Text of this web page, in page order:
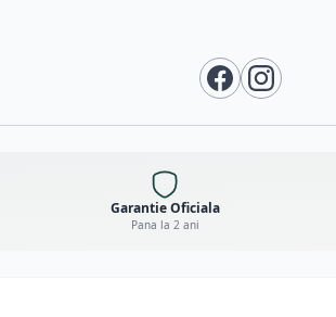
Garantie Oficiala
Pana la 2 ani